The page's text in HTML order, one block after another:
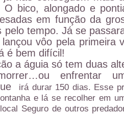
O bico, alongado e
em função da
pelo tempo. Já se
vôo pela primeira
é bem difícil!
a águia só tem duas
enfrentar
irá durar 150 dias. Esse
e lá se recolher em
Seguro de outros